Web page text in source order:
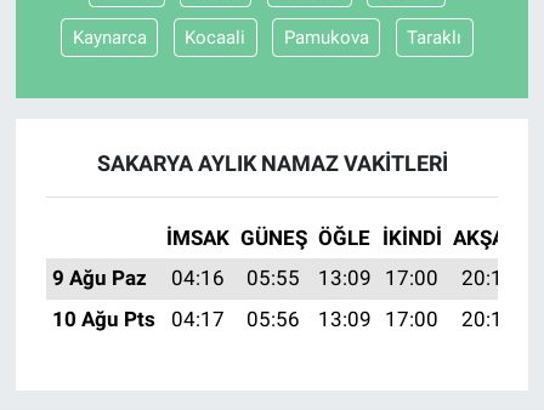
Kaynarca Kocaali Pamukova Taraklı
SAKARYA AYLIK NAMAZ VAKITLERI
İMSAK GÜNEŞ ÖĞLE İKINDI AKŞAM
9 Ağu Paz
04:16 05:55 13:09 17:00 20:13
10 Ağu Pts
04:17 05:56 13:09 17:00 20:11